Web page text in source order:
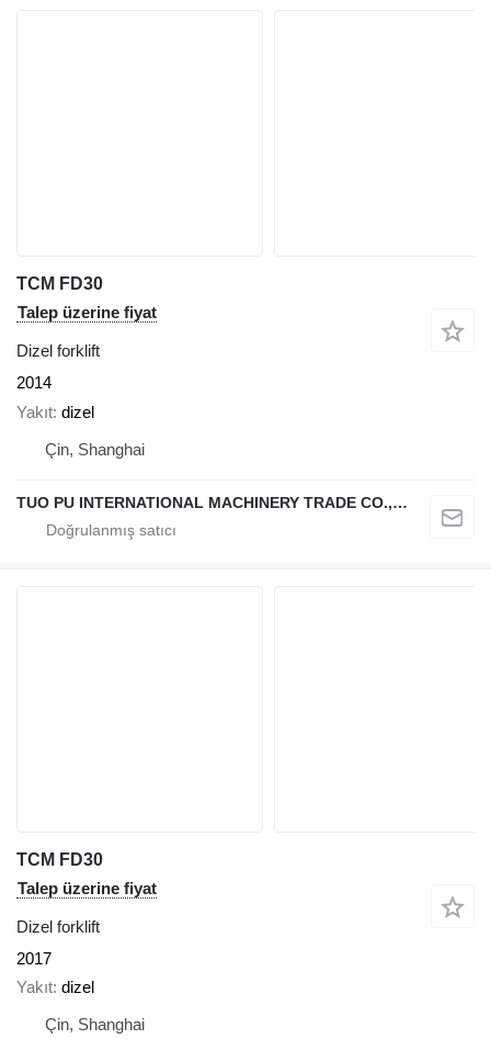
TCM FD30
Talep üzerine fiyat
Dizel forklift
2014
Yakıt dizel
Çin, Shanghai
TUO PU INTERNATIONAL MACHINERY TRADE CO., LTD
TCM FD30
Talep üzerine fiyat
Dizel forklift
2017
Yakıt dizel
Çin, Shanghai